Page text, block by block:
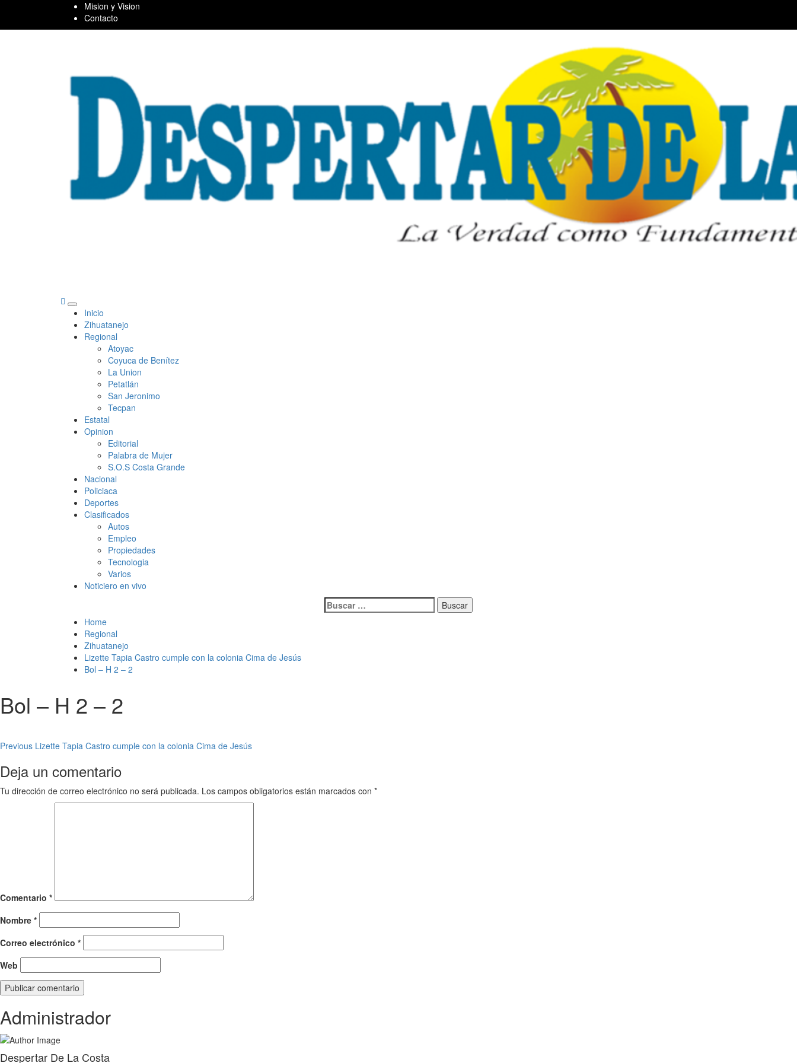
content
Mision y Vision
Contacto
Primary
Menu
Inicio
Zihuatanejo
Regional
Atoyac
Coyuca de Benítez
La Union
Petatlán
San Jeronimo
Tecpan
Estatal
Opinion
Editorial
Palabra de Mujer
S.O.S Costa Grande
Nacional
Policiaca
Deportes
Clasificados
Autos
Empleo
Propiedades
Tecnologia
Varios
Noticiero en vivo
Buscar:
Home
Regional
Zihuatanejo
Lizette Tapia Castro cumple con la colonia Cima de Jesús
Bol – H 2 – 2
Bol – H 2 – 2
Post
navigation
Previous Lizette Tapia Castro cumple con la colonia Cima de Jesús
Deja un comentario
Tu dirección de correo electrónico no será publicada. Los campos obligatorios están marcados con *
Comentario *
Nombre *
Correo electrónico *
Web
Administrador
Despertar De La Costa